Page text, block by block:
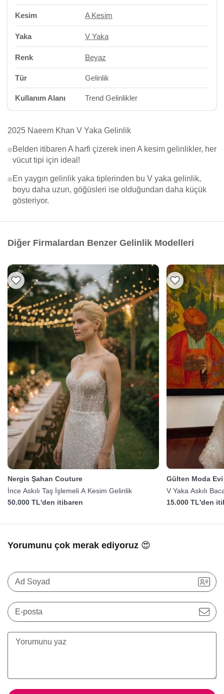
Kesim A Kesim
Yaka V Yaka
Renk Beyaz
Tür Gelinlik
Kullanım Alanı Trend Gelinlikler
2025 Naeem Khan V Yaka Gelinlik
Belden itibaren A harfi çizerek inen A kesim gelinlikler, her
vücut tipi için ideal!
En yaygın gelinlik yaka tiplerinden bu V yaka gelinlik,
boyu daha uzun, göğüsleri ise olduğundan daha küçük
gösteriyor.
Diğer Firmalardan Benzer Gelinlik Modelleri
Nergis Şahan Couture
İnce Askılı Taş İşlemeli A Kesim Gelinlik
50.000 TL'den itibaren
Gülten Moda Evi
V Yaka Askılı
15.000 TL'den
Yorumunu çok merak ediyoruz 😍
Ad Soyad
E-posta